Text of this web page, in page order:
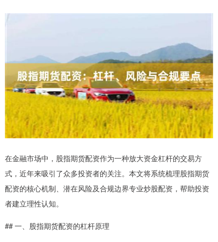
在金融市场中，股指期货配资作为一种放大资金杠杆的交易方
式，近年来吸引了众多投资者的关注。本文将系统梳理股指期货
配资的核心机制、潜在风险及合规边界专业炒股配资，帮助投资
者建立理性认知。
## 一、股指期货配资的杠杆原理